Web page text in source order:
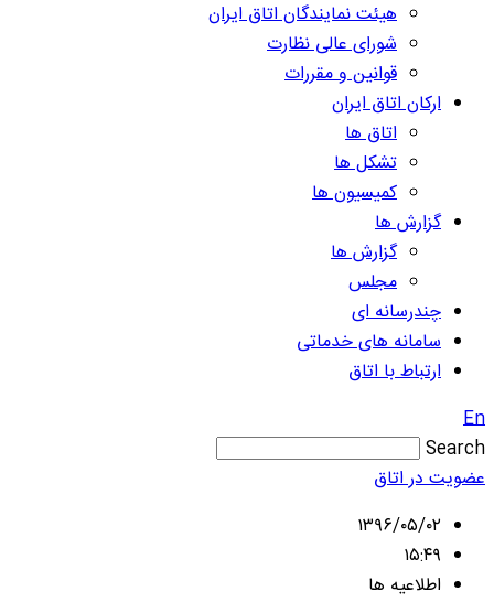
هیئت نمایندگان اتاق ایران
شورای عالی نظارت
قوانین و مقررات
ارکان اتاق ایران
اتاق ها
تشکل ها
کمیسیون ها
گزارش ها
گزارش ها
مجلس
چندرسانه ای
سامانه های خدماتی
ارتباط با اتاق
En
Search
عضویت در اتاق
۱۳۹۶/۰۵/۰۲
۱۵:۴۹
اطلاعیه ها